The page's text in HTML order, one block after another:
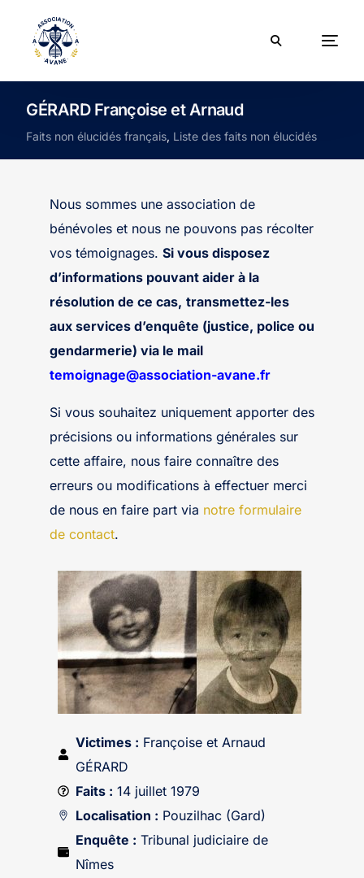
GÉRARD Françoise et Arnaud
Faits non élucidés français, Liste des faits non élucidés
Nous sommes une association de
bénévoles et nous ne pouvons pas récolter
vos témoignages. Si vous disposez
d’informations pouvant aider à la
résolution de ce cas, transmettez-les
aux services d’enquête (justice, police ou
gendarmerie) via le mail
temoignage@association-avane.fr
Si vous souhaitez uniquement apporter des
précisions ou informations générales sur
cette affaire, nous faire connaître des
erreurs ou modifications à effectuer merci
de nous en faire part via notre formulaire
de contact.
Victimes : Françoise et Arnaud
GÉRARD
Faits : 14 juillet 1979
Localisation : Pouzilhac (Gard)
Enquête : Tribunal judiciaire de
Nîmes